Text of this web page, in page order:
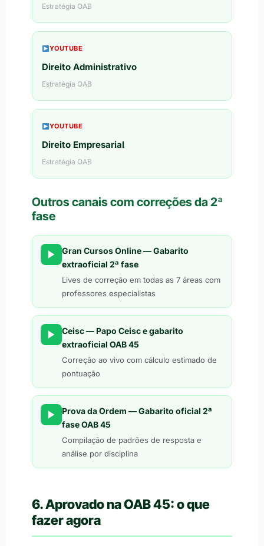
Estratégia OAB
YOUTUBE
Direito Administrativo
Estratégia OAB
YOUTUBE
Direito Empresarial
Estratégia OAB
Outros canais com correções da 2ª
fase
Gran Cursos Online — Gabarito
extraoficial 2ª fase
Lives de correção em todas as 7 áreas com
professores especialistas
Ceisc — Papo Ceisc e gabarito
extraoficial OAB 45
Correção ao vivo com cálculo estimado de
pontuação
Prova da Ordem — Gabarito oficial 2ª
fase OAB 45
Compilação de padrões de resposta e
análise por disciplina
6. Aprovado na OAB 45: o que
fazer agora